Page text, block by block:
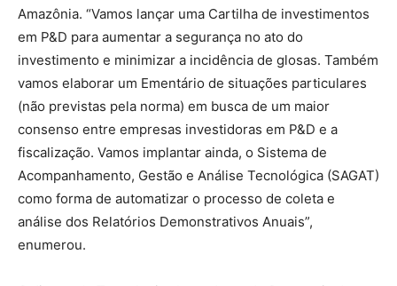
Amazônia. “Vamos lançar uma Cartilha de investimentos
em P&D para aumentar a segurança no ato do
investimento e minimizar a incidência de glosas. Também
vamos elaborar um Ementário de situações particulares
(não previstas pela norma) em busca de um maior
consenso entre empresas investidoras em P&D e a
fiscalização. Vamos implantar ainda, o Sistema de
Acompanhamento, Gestão e Análise Tecnológica (SAGAT)
como forma de automatizar o processo de coleta e
análise dos Relatórios Demonstrativos Anuais”,
enumerou.